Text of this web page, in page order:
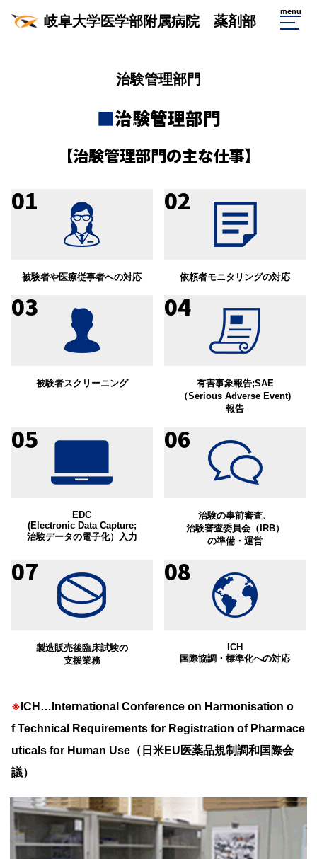
岐阜大学医学部附属病院 薬剤部
menu
治験管理部門
■治験管理部門
【治験管理部門の主な仕事】
被験者や医療従事者への対応
01
依頼者モニタリングの対応
02
被験者スクリーニング
03
有害事象報告;SAE
（Serious Adverse Event)
報告
04
EDC
(Electronic Data Capture;
治験データの電子化）入力
05
治験の事前審査、
治験審査委員会（IRB）
の準備・運営
06
製造販売後臨床試験の
支援業務
07
ICH
国際協調・標準化への対応
08
※ ICH…International Conference on Harmonisation o
f Technical Requirements for Registration of Pharmace
uticals for Human Use（日米EU医薬品規制調和国際会
議）